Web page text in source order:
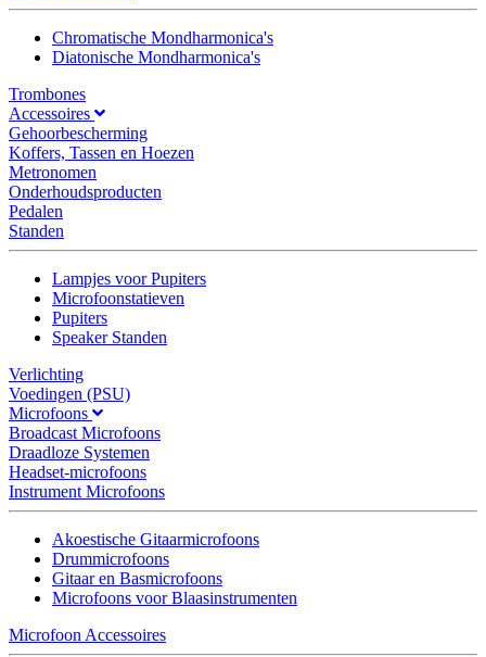
Chromatische Mondharmonica's
Diatonische Mondharmonica's
Trombones
Accessoires
Gehoorbescherming
Koffers, Tassen en Hoezen
Metronomen
Onderhoudsproducten
Pedalen
Standen
Lampjes voor Pupiters
Microfoonstatieven
Pupiters
Speaker Standen
Verlichting
Voedingen (PSU)
Microfoons
Broadcast Microfoons
Draadloze Systemen
Headset-microfoons
Instrument Microfoons
Akoestische Gitaarmicrofoons
Drummicrofoons
Gitaar en Basmicrofoons
Microfoons voor Blaasinstrumenten
Microfoon Accessoires